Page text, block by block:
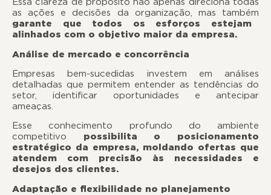
as ações e decisões da organização, mas também
garante que todos os esforços estejam
alinhados com o objetivo maior da empresa.
Análise de mercado e concorrência
Empresas bem-sucedidas investem em análises
detalhadas que permitem entender as tendências do
setor, identificar oportunidades e antecipar
Esse conhecimento profundo do ambiente
competitivo possibilita o posicionamento
estratégico da empresa, moldando ofertas que
atendem com precisão às necessidades e
desejos dos clientes.
Adaptação e flexibilidade no planejamento